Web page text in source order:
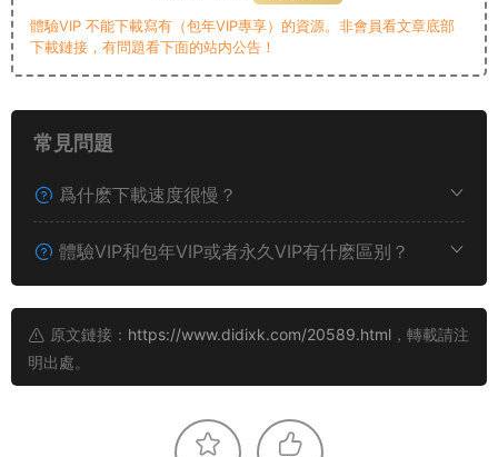
體驗VIP 不能下載寫有（包年VIP專享）的資源。非會員看文章底部
下載鏈接，有問題看下面的站内公告！
常見問題
爲什麽下載速度很慢？
體驗VIP和包年VIP或者永久VIP有什麽區别？
原文鏈接： https://www.didixk.com/20589.html ，轉載請注
明出處。